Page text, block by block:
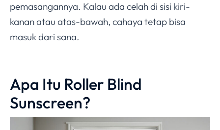
pemasangannya. Kalau ada celah di sisi kiri-
kanan atau atas-bawah, cahaya tetap bisa
masuk dari sana.
Apa Itu Roller Blind
Sunscreen?